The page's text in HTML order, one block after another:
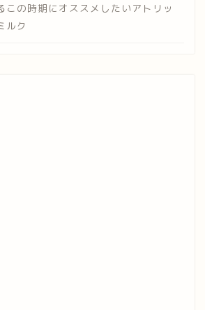
この時期にオススメしたいアトリッ
ルク